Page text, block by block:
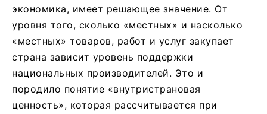
экономика, имеет решающее значение. От
уровня того, сколько «местных» и насколько
«местных» товаров, работ и услуг закупает
страна зависит уровень поддержки
национальных производителей. Это и
породило понятие «внутристрановая
ценность», которая рассчитывается при